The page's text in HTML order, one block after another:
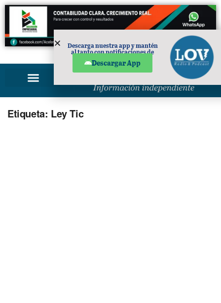
PUBLICIDAD
Etiqueta: Ley Tic
Descarga nuestra app y mantén
al tanto con notificaciones de
Descargar App